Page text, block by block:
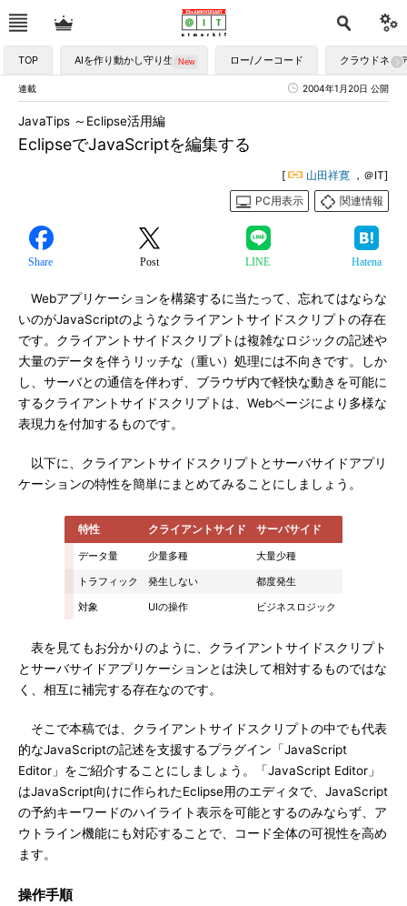
TOP AIを作り動かし守り生かす ロー/ノーコード クラウドネイ
連載 2004年1月20日 公開
EclipseでJavaScriptを編集する
JavaTips ～Eclipse活用編
[ 山田祥寛 ，＠IT]
PC用表示
関連情報
Share Post LINE Hatena
Webアプリケーションを構築するに当たって、忘れてはならな
いのがJavaScriptのようなクライアントサイドスクリプトの存在
です。クライアントサイドスクリプトは複雑なロジックの記述や
大量のデータを伴うリッチな（重い）処理には不向きです。しか
し、サーバとの通信を伴わず、ブラウザ内で軽快な動きを可能に
するクライアントサイドスクリプトは、Webページにより多様な
表現力を付加するものです。
以下に、クライアントサイドスクリプトとサーバサイドアプリ
ケーションの特性を簡単にまとめてみることにしましょう。
特性 クライアントサイド サーバサイド
データ量 少量多種
大量少種
トラフィック
発生しない
都度発生
対象
UIの操作 ビジネスロジック
表を見てもお分かりのように、クライアントサイドスクリプト
とサーバサイドアプリケーションとは決して相対するものではな
く、相互に補完する存在なのです。
そこで本稿では、クライアントサイドスクリプトの中でも代表
的なJavaScriptの記述を支援するプラグイン「JavaScript
Editor」をご紹介することにしましょう。「JavaScript Editor」
はJavaScript向けに作られたEclipse用のエディタで、JavaScript
の予約キーワードのハイライト表示を可能とするのみならず、ア
ウトライン機能にも対応することで、コード全体の可視性を高め
ます。
操作手順